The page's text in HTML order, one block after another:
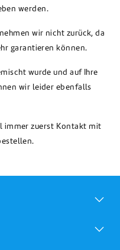
werden.
wir nicht zurück, da
garantieren können.
wurde und auf Ihre
wir leider ebenfalls
immer zuerst Kontakt mit